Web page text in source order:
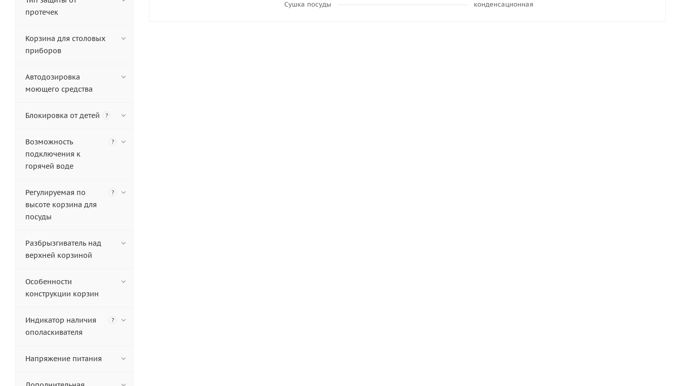
Сушка посуды конденсационная
протечек
Корзина для столовых
приборов
Автодозировка
моющего средства
Блокировка от детей ?
Возможность
подключения к
горячей воде
?
Регулируемая по
высоте корзина для
посуды
?
Разбрызгиватель над
верхней корзиной
Особенности
конструкции корзин
Индикатор наличия
ополаскивателя
?
Напряжение питания